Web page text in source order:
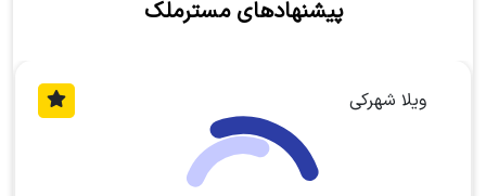
پیشنهادهای مسترملک
ویلا شهرکی